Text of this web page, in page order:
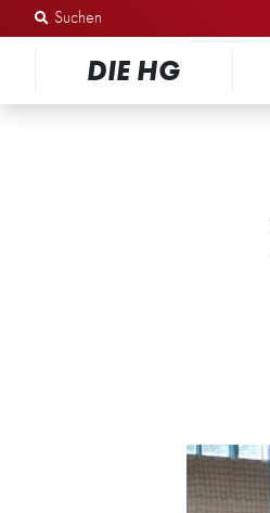
Zum Inhalt springen
DIE HG